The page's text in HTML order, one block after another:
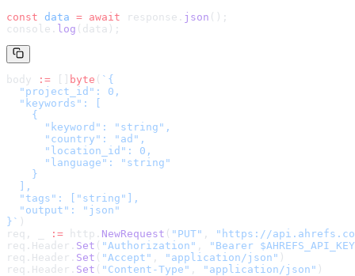
const data = await response. json ();
console. log (data);
body := byte ( ` {
  "project_id": 0,
  "keywords": [
    {
      "keyword": "string",
      "country": "ad",
      "location_id": 0,
      "language": "string"
    }
  ],
  "tags": ["string"],
  "output": "json"
} ` )
req, _
:= http. NewRequest ( "PUT" , " https://
req.Header. Set ( "Authorization" ,
"Bearer
req.Header. Set ( "Accept" , "application/json" )
req.Header. Set ( "Content-Type" , "application/json" )